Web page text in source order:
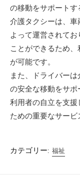
の移動をサポートす
介護タクシーは、
よって運営されて
ことができるため
が可能です。
また、ドライバー
の安全な移動をサポ
利用者の自立を支
ための重要なサービ
カテゴリー: 福祉